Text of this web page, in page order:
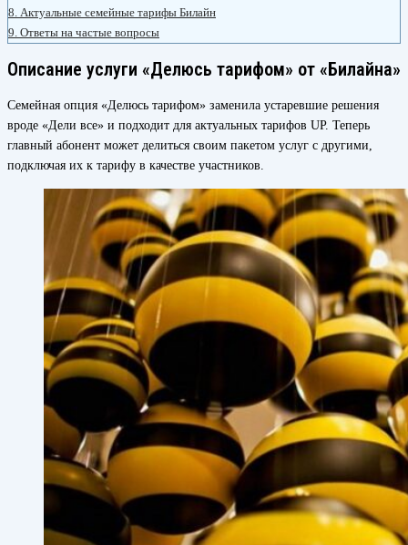
8. Актуальные семейные тарифы Билайн
9. Ответы на частые вопросы
Описание услуги «Делюсь тарифом» от «Билайна»
Семейная опция «Делюсь тарифом» заменила устаревшие решения
вроде «Дели все» и подходит для актуальных тарифов UP. Теперь
главный абонент может делиться своим пакетом услуг с другими,
подключая их к тарифу в качестве участников.